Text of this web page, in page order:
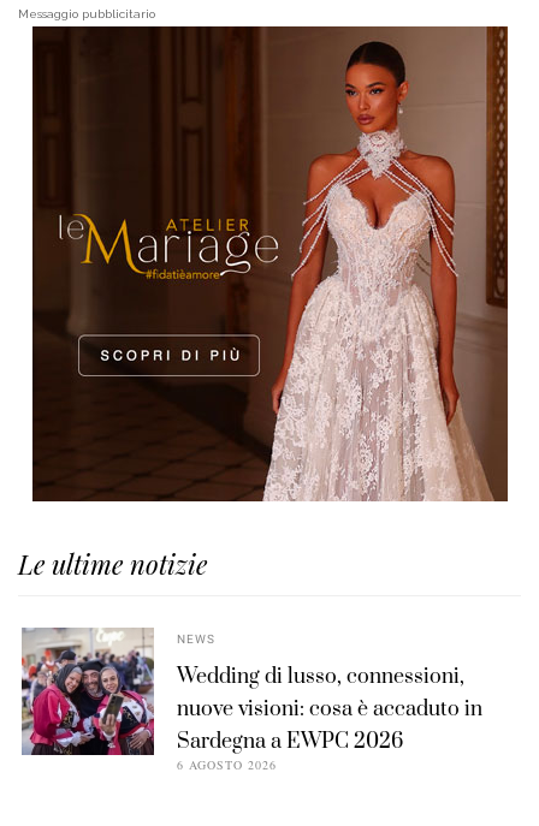
Messaggio pubblicitario
Le ultime notizie
NEWS
Wedding di lusso, connessioni,
nuove visioni: cosa è accaduto in
Sardegna a EWPC 2026
6 AGOSTO 2026